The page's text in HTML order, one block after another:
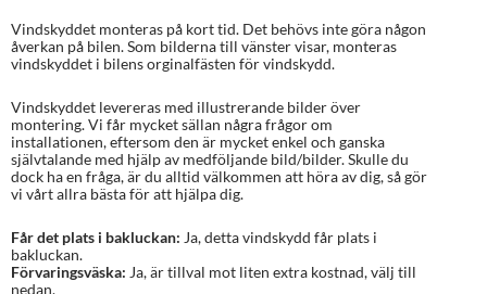
Vindskyddet monteras på kort tid. Det behövs inte göra någon
åverkan på bilen. Som bilderna till vänster visar, monteras
vindskyddet i bilens orginalfästen för vindskydd.
Vindskyddet levereras med illustrerande bilder över
montering. Vi får mycket sällan några frågor om
installationen, eftersom den är mycket enkel och ganska
självtalande med hjälp av medföljande bild/bilder. Skulle du
dock ha en fråga, är du alltid välkommen att höra av dig, så gör
vi vårt allra bästa för att hjälpa dig.
Får det plats i bakluckan: Ja, detta vindskydd får plats i
bakluckan.
Förvaringsväska: Ja, är tillval mot liten extra kostnad, välj till
nedan.